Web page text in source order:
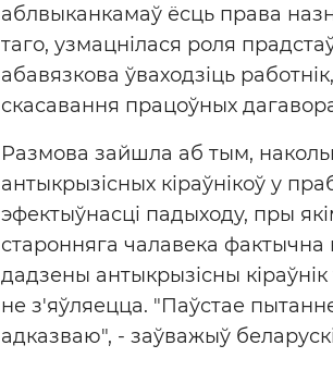
аблвыканкамаў ёсць права
таго, узмацнілася роля
абавязкова ўваходзіць
скасавання працоўных
Размова зайшла аб тым,
антыкрызісных кіраўнікоў у
эфектыўнасці падыходу, пры
старонняга чалавека
дадзены антыкрызісны
не з'яўляецца. "Паўстае
адказваю", - заўважыў